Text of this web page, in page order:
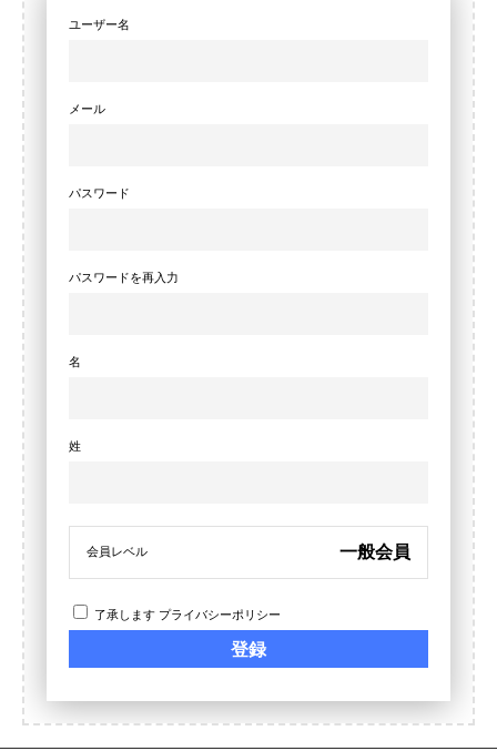
ユーザー名
メール
パスワード
パスワードを再入力
名
姓
会員レベル 一般会員
了承します プライバシーポリシー